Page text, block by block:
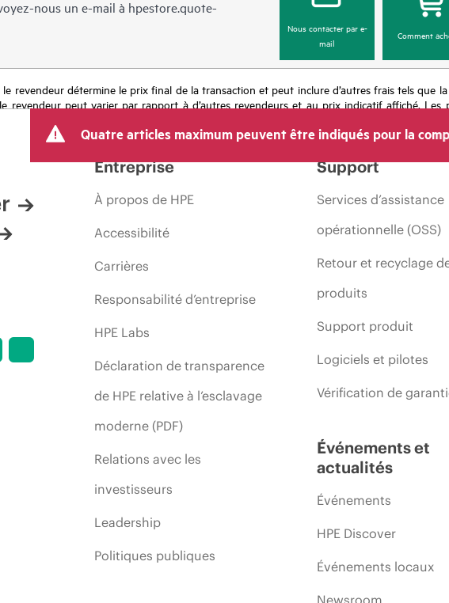
nous un e-mail à hpestore.quote-
Nous contacter par e-
mail
Comment
revendeur détermine le prix final de la transaction et peut inclure d’autres frais tels que
revendeur peut varier par rapport à d’autres revendeurs et au prix indicatif affiché.
produit, la fin d’une période de promotion et des erreurs dans les publicités.
Quatre articles maximum peuvent être indiqués pour la
Entreprise
À propos de HPE
Accessibilité
Carrières
Responsabilité d’entreprise
HPE Labs
Déclaration de transparence
de HPE relative à l’esclavage
moderne (PDF)
Relations avec les
investisseurs
Leadership
Politiques publiques
Support
Services d’assistance
opérationnelle (OSS)
Retour et recyclage
produits
Support produit
Logiciels et pilotes
Vérification de
Événements et
actualités
Événements
HPE Discover
Événements locaux